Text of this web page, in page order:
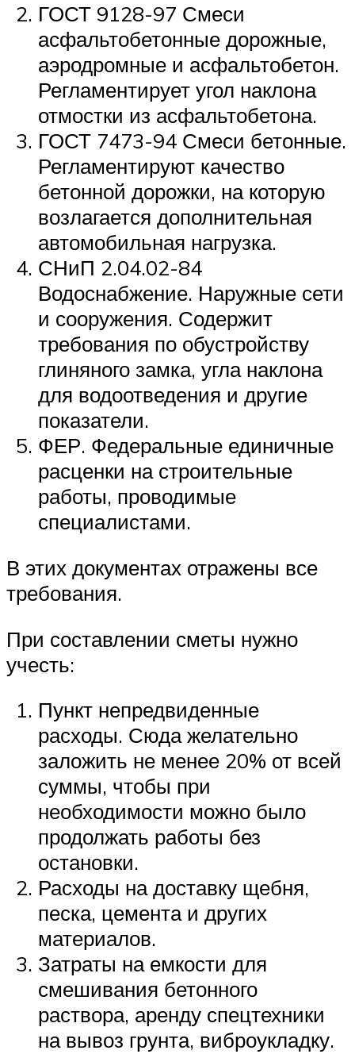
ГОСТ 9128-97 Смеси
асфальтобетонные дорожные,
аэродромные и асфальтобетон.
Регламентирует угол наклона
отмостки из асфальтобетона.
ГОСТ 7473-94 Смеси бетонные.
Регламентируют качество
бетонной дорожки, на которую
возлагается дополнительная
автомобильная нагрузка.
СНиП 2.04.02-84
Водоснабжение. Наружные сети
и сооружения. Содержит
требования по обустройству
глиняного замка, угла наклона
для водоотведения и другие
показатели.
ФЕР. Федеральные единичные
расценки на строительные
работы, проводимые
специалистами.
В этих документах отражены все
требования.
При составлении сметы нужно
учесть:
Пункт непредвиденные
расходы. Сюда желательно
заложить не менее 20% от всей
суммы, чтобы при
необходимости можно было
продолжать работы без
остановки.
Расходы на доставку щебня,
песка, цемента и других
материалов.
Затраты на емкости для
смешивания бетонного
раствора, аренду спецтехники
на вывоз грунта, виброукладку.